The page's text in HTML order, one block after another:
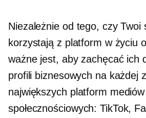
Niezależnie od tego, czy Twoi
korzystają z platform w życiu
ważne jest, aby zachęcać ich
profili biznesowych na każdej
największych platform mediów
społecznościowych: TikTok,